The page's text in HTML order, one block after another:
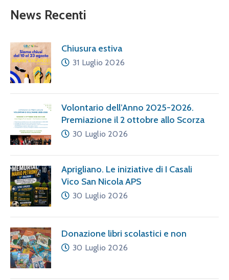
News Recenti
Chiusura estiva
31 Luglio 2026
Volontario dell’Anno 2025-2026.
Premiazione il 2 ottobre allo Scorza
30 Luglio 2026
Aprigliano. Le iniziative di I Casali
Vico San Nicola APS
30 Luglio 2026
Donazione libri scolastici e non
30 Luglio 2026